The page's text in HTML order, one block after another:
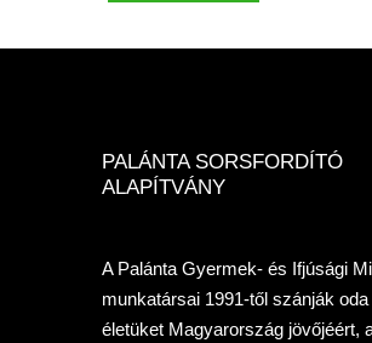
PALÁNTA SORSFORDÍTÓ
ALAPÍTVÁNY
A Palánta Gyermek- és Ifjúsági
munkatársai 1991-től szánják oda
életüket Magyarország jövőjéért,